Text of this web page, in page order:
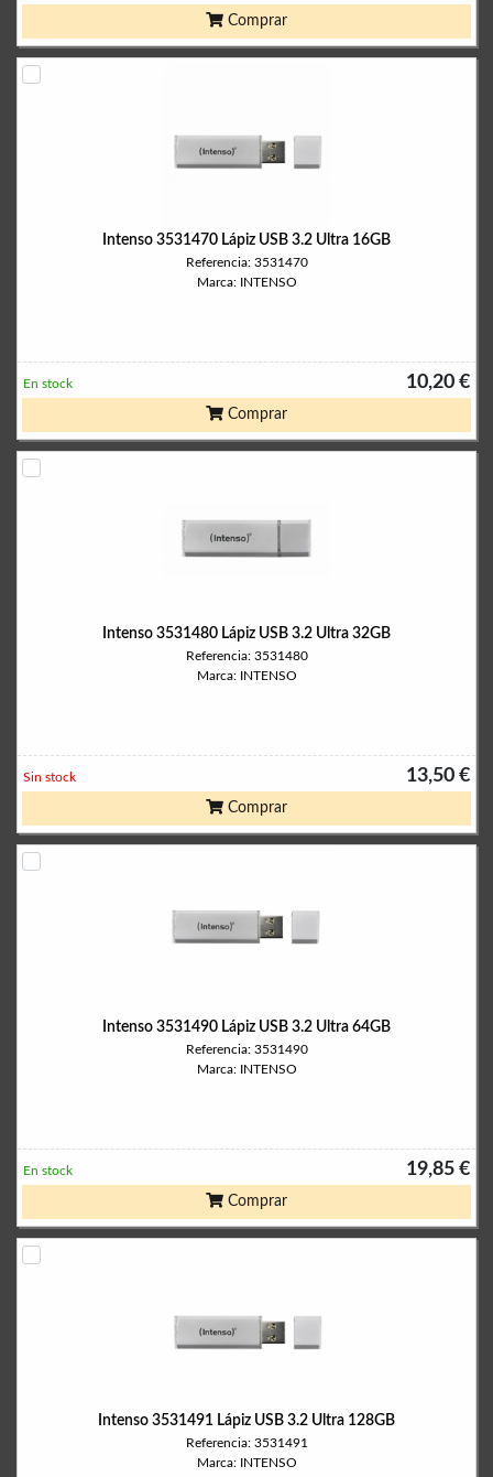
Comprar
Intenso 3531470 Lápiz USB 3.2 Ultra 16GB
Referencia: 3531470
Marca: INTENSO
10,20 €
En stock
Comprar
Intenso 3531480 Lápiz USB 3.2 Ultra 32GB
Referencia: 3531480
Marca: INTENSO
13,50 €
Sin stock
Comprar
Intenso 3531490 Lápiz USB 3.2 Ultra 64GB
Referencia: 3531490
Marca: INTENSO
19,85 €
En stock
Comprar
Intenso 3531491 Lápiz USB 3.2 Ultra 128GB
Referencia: 3531491
Marca: INTENSO